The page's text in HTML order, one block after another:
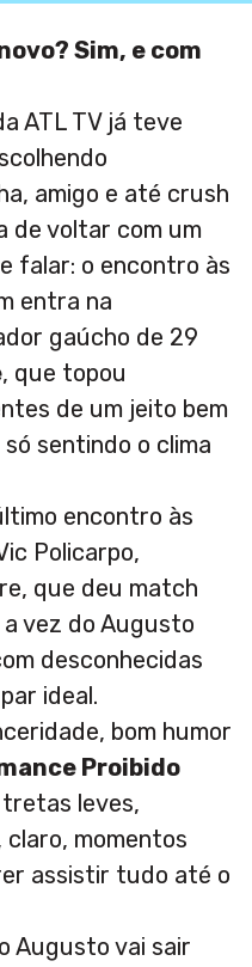
Sim, e com
ATL TV já teve
amigo e até crush
de voltar com um
falar: o encontro às
entra na
gaúcho de 29
, que topou
de um jeito bem
sentindo o clima
encontro às
Policarpo,
que deu match
a vez do Augusto
desconhecidas
ideal.
bom humor
Proibido
leves,
claro, momentos
assistir tudo até o
Augusto vai sair